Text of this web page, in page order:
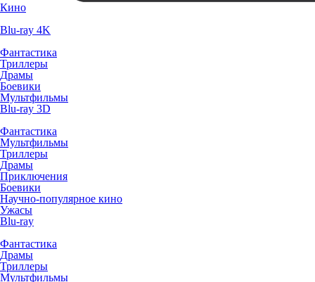
Кино
Blu-ray 4K
Фантастика
Триллеры
Драмы
Боевики
Мультфильмы
Blu-ray 3D
Фантастика
Мультфильмы
Триллеры
Драмы
Приключения
Боевики
Научно-популярное кино
Ужасы
Blu-ray
Фантастика
Драмы
Триллеры
Мультфильмы